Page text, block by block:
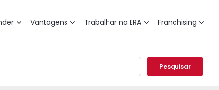
Vantagens Trabalhar na ERA Franchising
Pesquisar